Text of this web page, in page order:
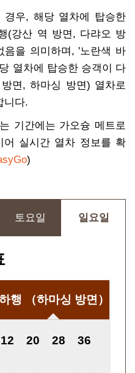
경우, 해당 열차에 탑승한
(강산 역 방면, 다랴오 방
음을 의미하며, '노란색 바
열차에 탑승한 승객이 다
면, 하마싱 방면) 열차로
니다.
기간에는 가오슝 메트로
어 실시간 열차 정보를 확
)
토요일 일요일
행 （하마싱 방면）
12 20 28
36